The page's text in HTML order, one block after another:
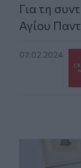
Για τη
Αγίου
07.02.2024